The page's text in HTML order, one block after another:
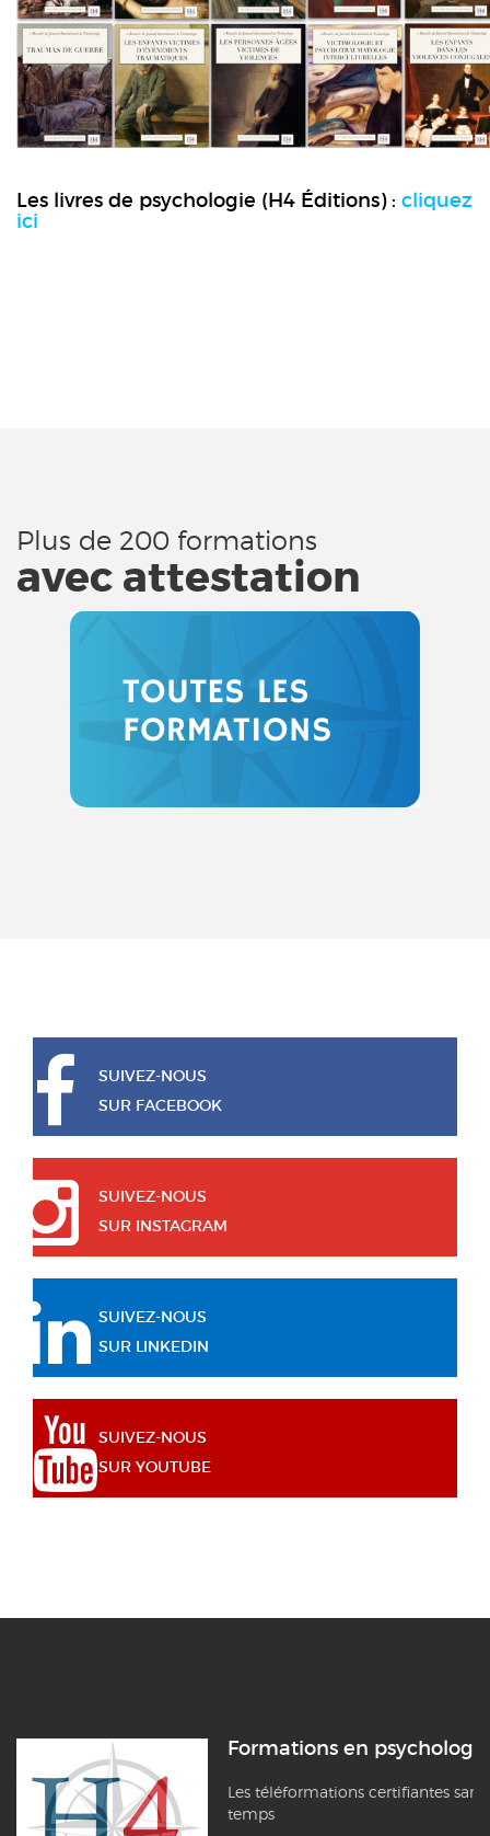
Les livres de psychologie (H4 Éditions) : cliquez
ici
Plus de 200 formations
avec attestation
SUIVEZ-NOUS
SUR FACEBOOK
SUIVEZ-NOUS
SUR INSTAGRAM
SUIVEZ-NOUS
SUR LINKEDIN
SUIVEZ-NOUS
SUR YOUTUBE
Formations en psychologie
Les téléformations certifiantes
temps